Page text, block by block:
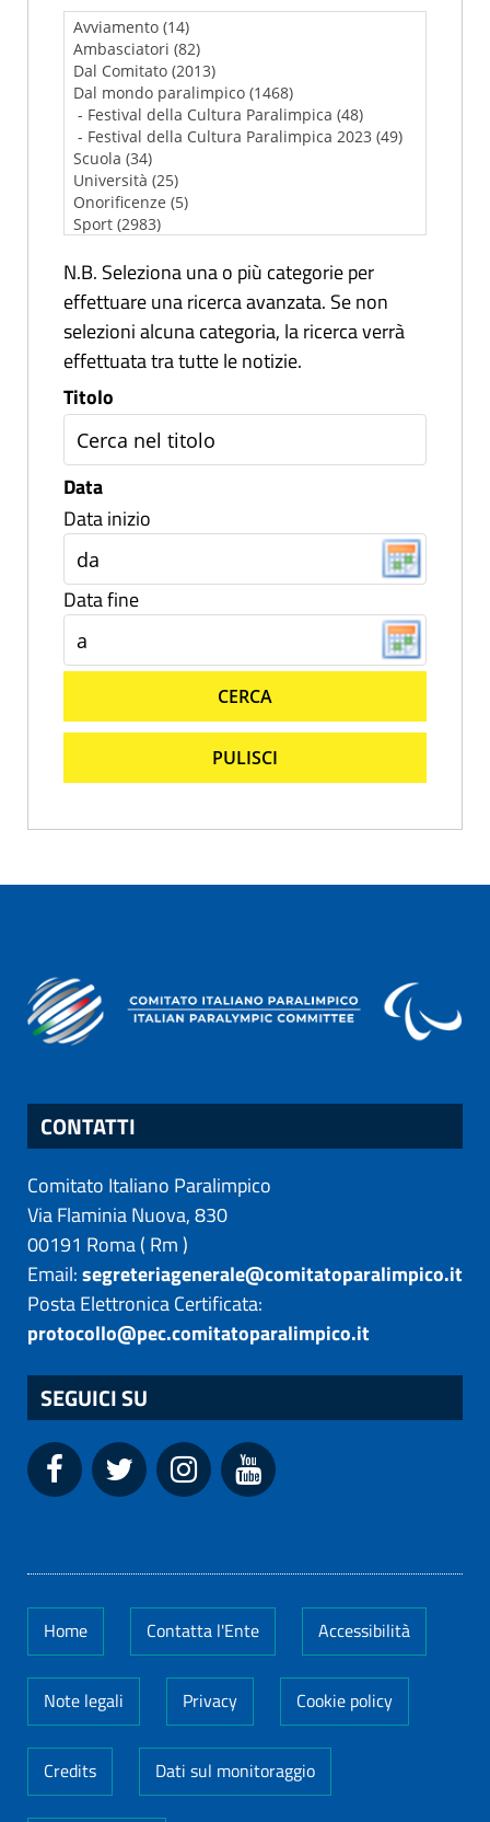
N.B. Seleziona una o più categorie per
effettuare una ricerca avanzata. Se non
selezioni alcuna categoria, la ricerca verrà
effettuata tra tutte le notizie.
Titolo
Data
Data inizio
Data fine
CERCA
PULISCI
CONTATTI
Comitato Italiano Paralimpico
Via Flaminia Nuova, 830
00191 Roma( Rm)
Email:segreteriagenerale@comitatoparalimpico.it
Posta Elettronica Certificata:
protocollo@pec.comitatoparalimpico.it
SEGUICI SU
Home Contatta l'Ente Accessibilità
Note legali Privacy Cookie policy
Credits Dati sul monitoraggio